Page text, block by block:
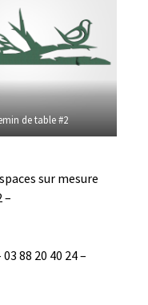
de table #2
sur mesure
–
88 20 40 24 –